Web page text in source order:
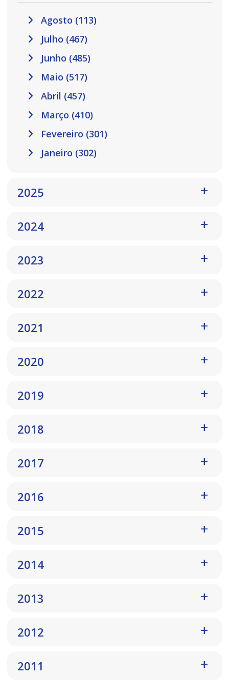
Agosto (113)
Julho (467)
Junho (485)
Maio (517)
Abril (457)
Março (410)
Fevereiro (301)
Janeiro (302)
2025
2024
2023
2022
2021
2020
2019
2018
2017
2016
2015
2014
2013
2012
2011